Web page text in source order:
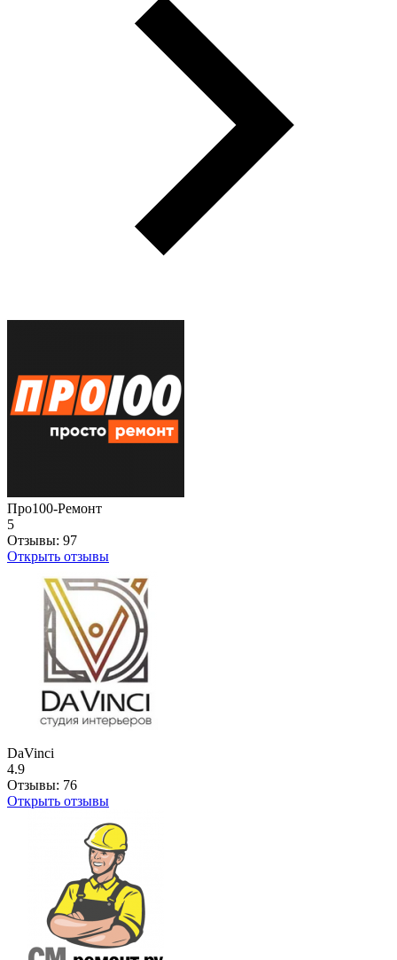
Про100-Ремонт
5
Отзывы: 97
Открыть отзывы
DaVinci
4.9
Отзывы: 76
Открыть отзывы